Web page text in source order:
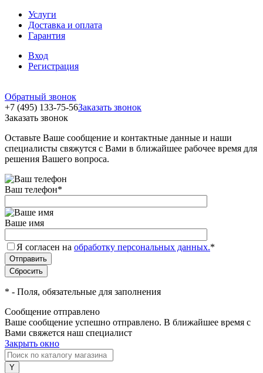
Услуги
Доставка и оплата
Гарантия
Вход
Регистрация
Обратный звонок
+7 (495) 133-75-56Заказать звонок
Заказать звонок
Оставьте Ваше сообщение и контактные данные и наши
специалисты свяжутся с Вами в ближайшее рабочее время для
решения Вашего вопроса.
Ваш телефон*
Ваше имя
Я согласен на обработку персональных данных.*
* - Поля, обязательные для заполнения
Сообщение отправлено
Ваше сообщение успешно отправлено. В ближайшее время с
Вами свяжется наш специалист
Закрыть окно